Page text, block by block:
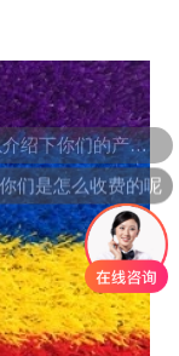
可以介绍下你们的产品么
你们是怎么收费的呢